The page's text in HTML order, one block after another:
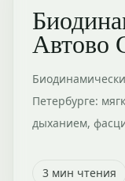
Автово
Петербурге:
дыханием,
3 мин чтения